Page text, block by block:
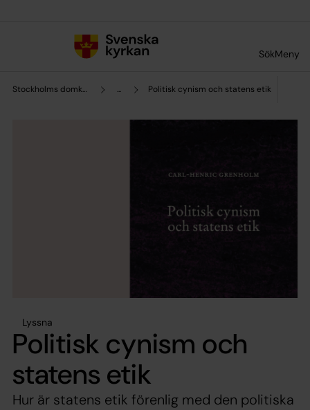
SökMeny
Stockholms domkyrkoförsamling ... Politisk cynism och statens etik
Lyssna
Politisk cynism och
statens etik
Hur är statens etik förenlig med den politiska